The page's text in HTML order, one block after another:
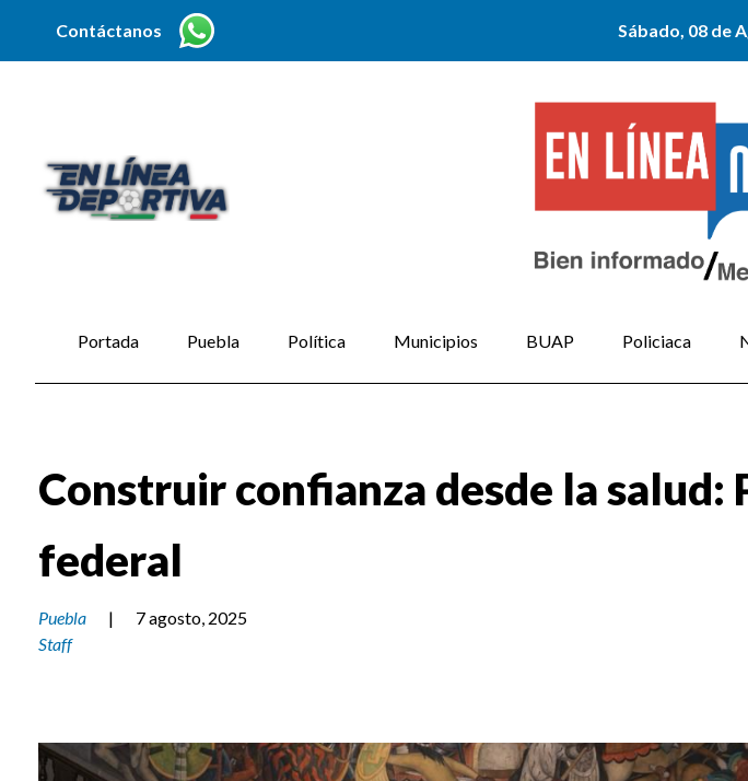
Contáctanos Sábado, 08 de
Portada Puebla Política Municipios BUAP Policiaca
Construir confianza desde la salud:
federal
Puebla |
7 agosto, 2025
Staff